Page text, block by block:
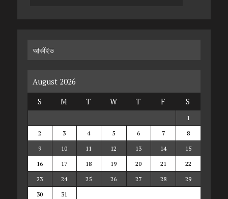
আর্কাইভ
August 2026
S
M T W T F S
1
2
3 4 5 6 7
8
9
10 11 12 13 14
15
16
17 18 19 20 21
22
23
24 25 26 27 28
29
30
31